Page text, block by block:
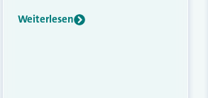
Weiterlesen